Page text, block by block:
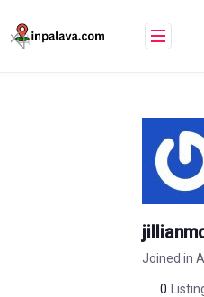
to
content
Joined in
0